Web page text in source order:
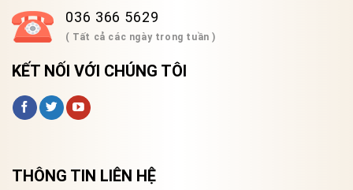
036 366 5629
( Tất cả các ngày trong tuần )
KẾT NỐI VỚI CHÚNG TÔI
THÔNG TIN LIÊN HỆ